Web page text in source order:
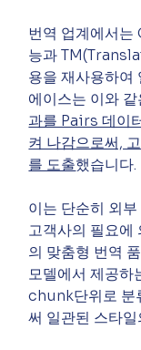
번역 업계에서는
능과
용을 재사용하여
에이스는 이와
과를 Pairs 데이
켜 나감으로써,
를 도출했습니다.
이는 단순히 외
고객사의 필요에
의 맞춤형 번역
모델에서 제공하
chunk단위로
써 일관된 스타